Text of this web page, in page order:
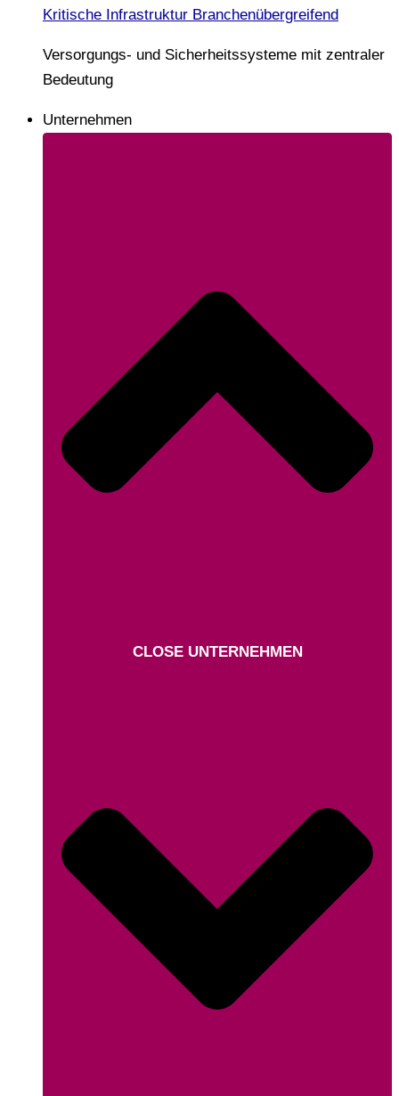
Kritische Infrastruktur Branchenübergreifend
Versorgungs- und Sicherheitssysteme mit zentraler
Bedeutung
Unternehmen
CLOSE UNTERNEHMEN